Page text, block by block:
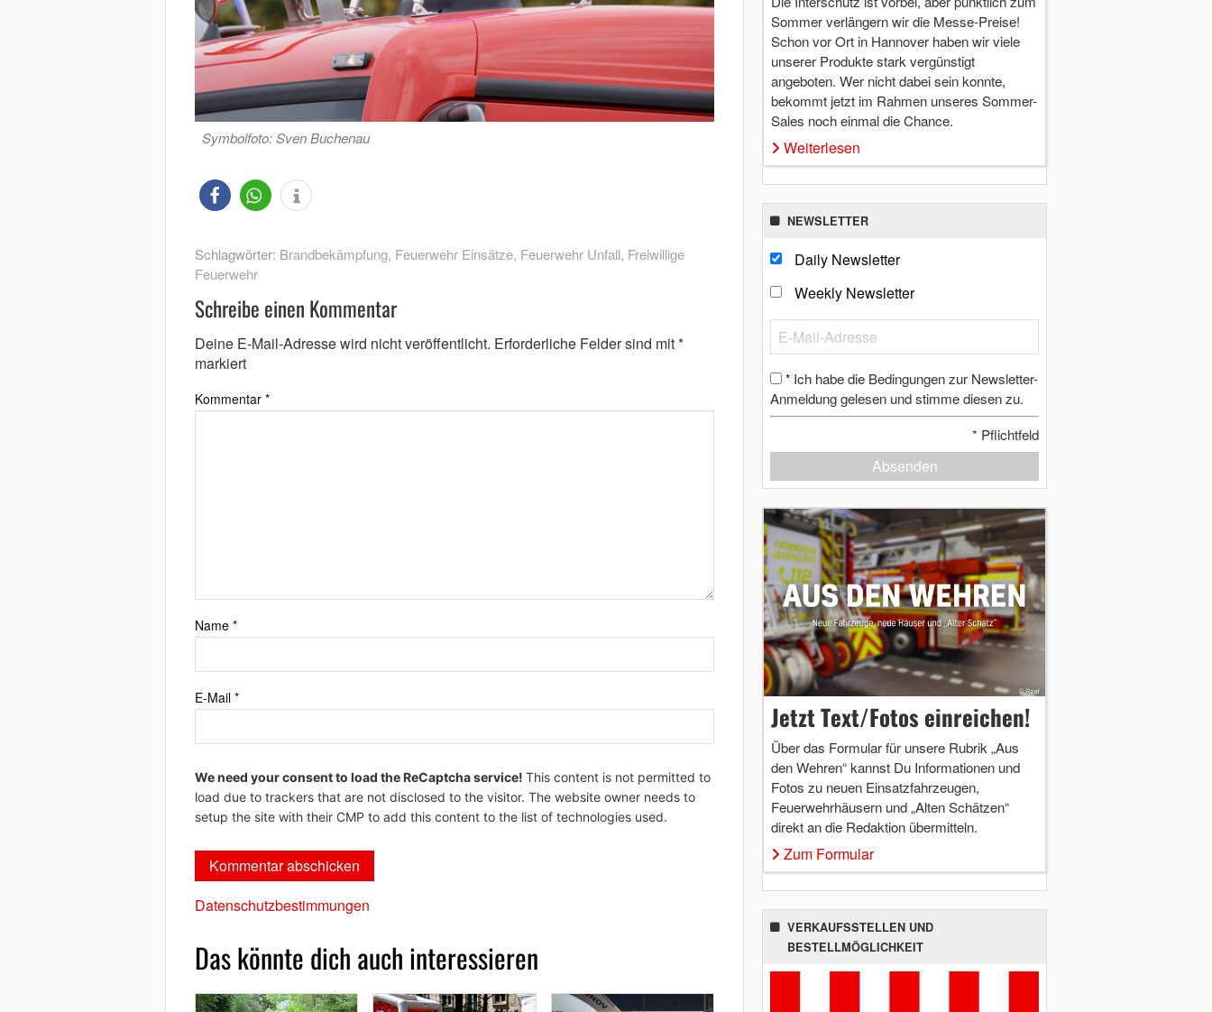
Symbolfoto: Sven Buchenau
Schlagwörter: Brandbekämpfung, Feuerwehr Einsätze, Feuerwehr Unfall, Freiwillige
Feuerwehr
Schreibe einen Kommentar
Deine E-Mail-Adresse wird nicht veröffentlicht. Erforderliche Felder sind mit*
markiert
Kommentar *
Name *
E-Mail *
We need your consent to load the ReCaptcha service! This content is not permitted to
load due to trackers that are not disclosed to the visitor. The website owner needs to
setup the site with their CMP to add this content to the list of technologies used.
Datenschutzbestimmungen
Das könnte dich auch interessieren
Sommer verlängern wir die Messe-Preise!
Schon vor Ort in Hannover haben wir viele
unserer Produkte stark vergünstigt
angeboten. Wer nicht dabei sein konnte,
bekommt jetzt im Rahmen unseres Sommer-
Sales noch einmal die Chance.
Weiterlesen
NEWSLETTER
Daily Newsletter
Weekly Newsletter
* Ich habe die Bedingungen zur Newsletter-
Anmeldung gelesen und stimme diesen zu.
* Pflichtfeld
Absenden
Jetzt Text/Fotos einreichen!
Über das Formular für unsere Rubrik „Aus
den Wehren“ kannst Du Informationen und
Fotos zu neuen Einsatzfahrzeugen,
Feuerwehrhäusern und „Alten Schätzen“
direkt an die Redaktion übermitteln.
Zum Formular
VERKAUFSSTELLEN UND
BESTELLMÖGLICHKEIT